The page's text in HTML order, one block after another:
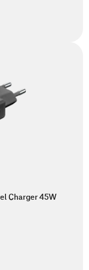
Charger 45W